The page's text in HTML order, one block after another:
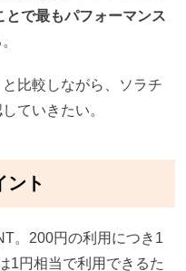
で最もパフォーマンス
比較しながら、ソラチ
ていきたい。
ント
。200円の利用につき1
1円相当で利用できるた